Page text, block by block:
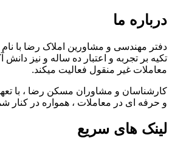
درباره ما
دفتر مهندسی و مشاورین املاک رضا با
تکیه بر تجربه و اعتبار ده ساله و نیز دانش
معاملات غیر منقول فعالیت میکند.
کارشناسان و مشاوران مسکن رضا ، با
و حرفه ای در معاملات ، همواره در کنار
لینک های سریع